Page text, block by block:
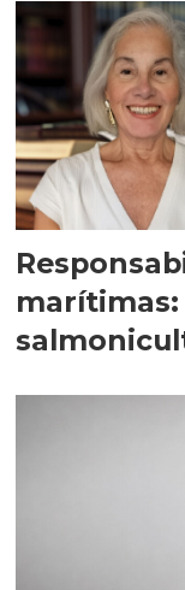
marítimas: